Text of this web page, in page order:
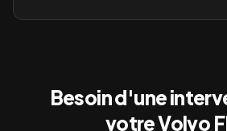
Besoin d'une
votreVolvo